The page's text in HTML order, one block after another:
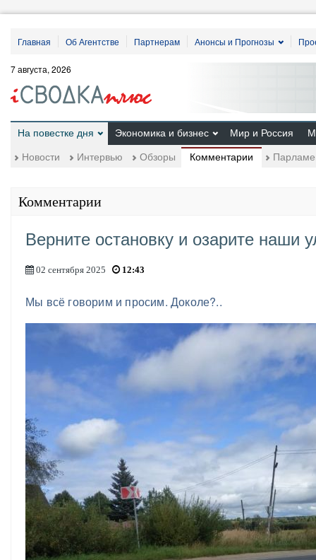
Главная Об Агентстве Партнерам Анонсы и Прогнозы
7 августа, 2026
На повестке дня
Новости Интервью Обзоры Комментарии
Экономика и бизнес Мир и Россия
Комментарии
Верните остановку и озарите наши
02 сентября 2025 12:43
Мы всё говорим и просим. Доколе?..